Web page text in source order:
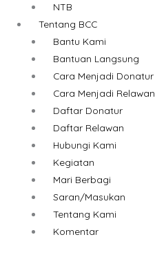
NTB
Tentang BCC
Bantu Kami
Bantuan Langsung
Cara Menjadi Donatur
Cara Menjadi Relawan
Daftar Donatur
Daftar Relawan
Hubungi Kami
Kegiatan
Mari Berbagi
Saran/Masukan
Tentang Kami
Komentar